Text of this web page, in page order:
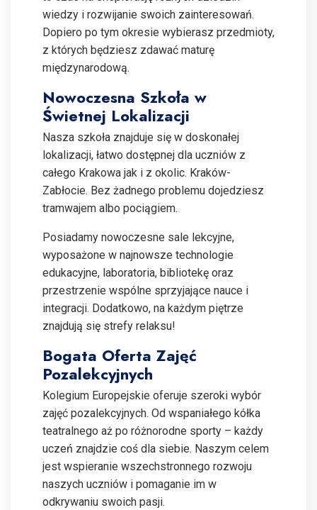
wiedzy i rozwijanie swoich zainteresowań.
Dopiero po tym okresie wybierasz przedmioty,
z których będziesz zdawać maturę
międzynarodową.
Nowoczesna Szkoła w
Świetnej Lokalizacji
Nasza szkoła znajduje się w doskonałej
lokalizacji, łatwo dostępnej dla uczniów z
całego Krakowa jak i z okolic. Kraków-
Zabłocie. Bez żadnego problemu dojedziesz
tramwajem albo pociągiem.
Posiadamy nowoczesne sale lekcyjne,
wyposażone w najnowsze technologie
edukacyjne, laboratoria, bibliotekę oraz
przestrzenie wspólne sprzyjające nauce i
integracji. Dodatkowo, na każdym piętrze
znajdują się strefy relaksu!
Bogata Oferta Zajęć
Pozalekcyjnych
Kolegium Europejskie oferuje szeroki wybór
zajęć pozalekcyjnych. Od wspaniałego kółka
teatralnego aż po różnorodne sporty – każdy
uczeń znajdzie coś dla siebie. Naszym celem
jest wspieranie wszechstronnego rozwoju
naszych uczniów i pomaganie im w
odkrywaniu swoich pasji.